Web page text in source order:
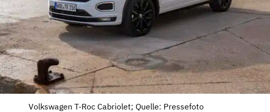
Volkswagen T-Roc Cabriolet; Quelle: Pressefoto